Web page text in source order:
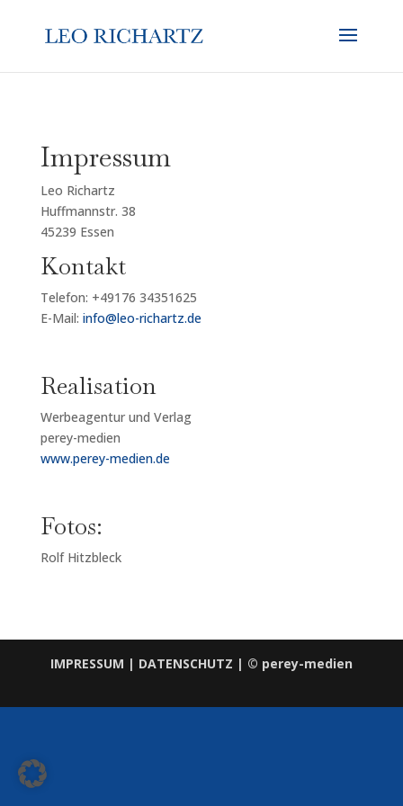
Impressum
Leo Richartz
Huffmannstr. 38
45239 Essen
Kontakt
Telefon: +49176 34351625
E-Mail: info@leo-richartz.de
Realisation
Werbeagentur und Verlag
perey-medien
www.perey-medien.de
Fotos:
Rolf Hitzbleck
IMPRESSUM | DATENSCHUTZ | © perey-medien